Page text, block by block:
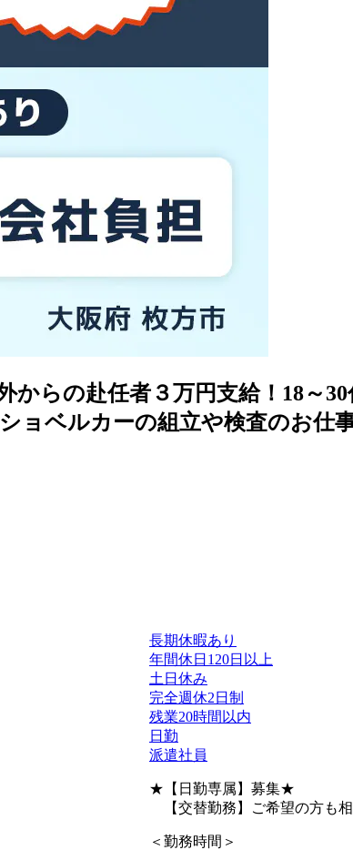
らの赴任者３万円支給！18～
ョベルカーの組立や検査のお仕
長期休暇あり
年間休日120日以上
土日休み
完全週休2日制
残業20時間以内
日勤
派遣社員
★【日勤専属】募集★
【交替勤務】ご希望の方も相
＜勤務時間＞